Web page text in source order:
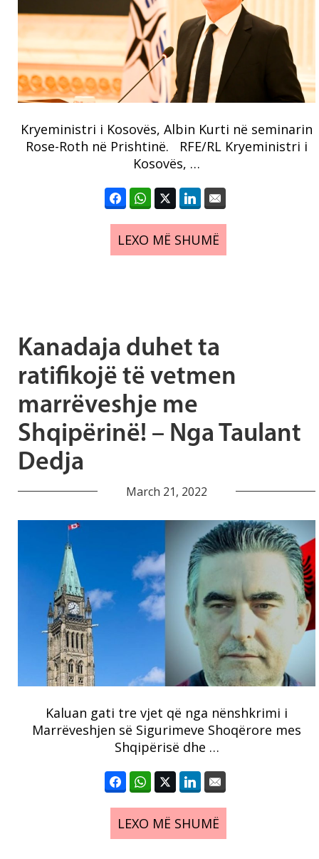
Kryeministri i Kosovës, Albin Kurti në seminarin
Rose-Roth në Prishtinë. RFE/RL Kryeministri i
Kosovës, …
LEXO MË SHUMË
Kanadaja duhet ta
ratifikojë të vetmen
marrëveshje me
Shqipërinë! – Nga Taulant
Dedja
March 21, 2022
Kaluan gati tre vjet që nga nënshkrimi i
Marrëveshjen së Sigurimeve Shoqërore mes
Shqipërisë dhe …
LEXO MË SHUMË